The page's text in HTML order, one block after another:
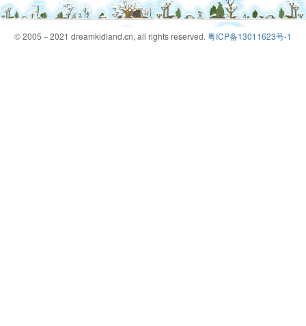
© 2005－2021 dreamkidland.cn, all rights reserved. 粤ICP备13011623号-1